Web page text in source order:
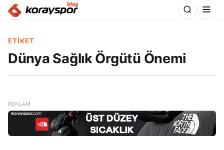
ETIKET
Dünya Sağlık Örgütü Önemi